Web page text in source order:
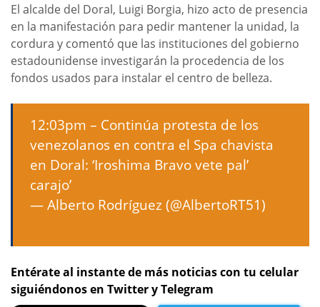
El alcalde del Doral, Luigi Borgia, hizo acto de presencia
en la manifestación para pedir mantener la unidad, la
cordura y comentó que las instituciones del gobierno
estadounidense investigarán la procedencia de los
fondos usados para instalar el centro de belleza.
12:03pm – Continúa protesta de los
venezolanos en contra el Spa chavista
en Doral: ‘Iroshima Bravo vete pal’
carajo’
— Alberto Rodríguez (@AlbertoRT51)
Entérate al instante de más noticias con tu celular
siguiéndonos en Twitter y Telegram